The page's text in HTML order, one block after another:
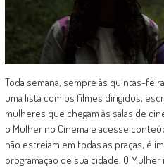
Toda semana, sempre às quintas-
uma lista com os filmes dirigidos,
mulheres que chegam às salas de
o Mulher no Cinema e acesse
não estreiam em todas as praças, é
programação de sua cidade. O